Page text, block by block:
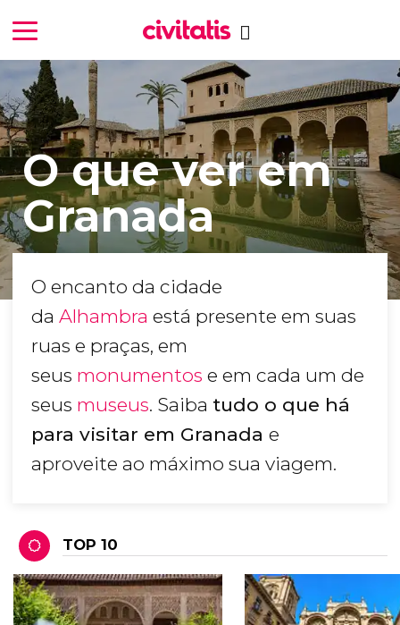
O que ver em
Granada
O encanto da cidade
da Alhambra está presente em suas
ruas e praças, em
seus monumentos e em cada um de
seus museus. Saiba tudo o que há
para visitar em Granada e
aproveite ao máximo sua viagem.
TOP 10